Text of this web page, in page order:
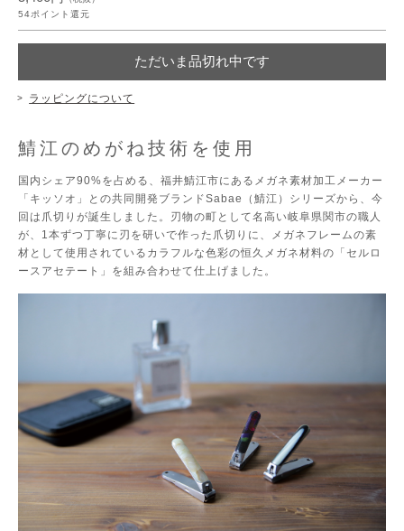
54ポイント還元
ただいま品切れ中です
ラッピングについて
鯖江のめがね技術を使用
国内シェア90%を占める、福井鯖江市にあるメガネ素材加工メーカー
「キッソオ」との共同開発ブランドSabae（鯖江）シリーズから、今
回は爪切りが誕生しました。刃物の町として名高い岐阜県関市の職人
が、1本ずつ丁寧に刃を研いで作った爪切りに、メガネフレームの素
材として使用されているカラフルな色彩の恒久メガネ材料の「セルロ
ースアセテート」を組み合わせて仕上げました。